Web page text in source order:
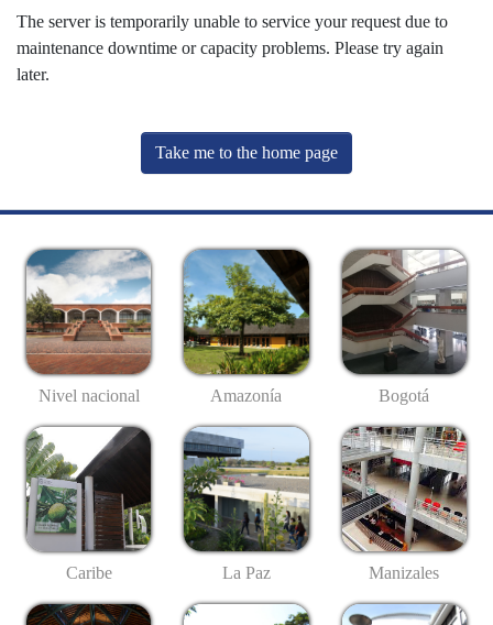
The server is temporarily unable to service your request due to
maintenance downtime or capacity problems. Please try again
later.
Take me to the home page
Nivel nacional Amazonía Bogotá
Caribe La Paz Manizales